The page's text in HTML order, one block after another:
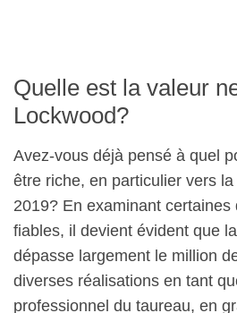
Quelle est la valeur
Lockwood?
Avez-vous déjà pensé à quel
être riche, en particulier vers
2019? En examinant
fiables, il devient évident que
dépasse largement le million
diverses réalisations en tant
professionnel du taureau, en